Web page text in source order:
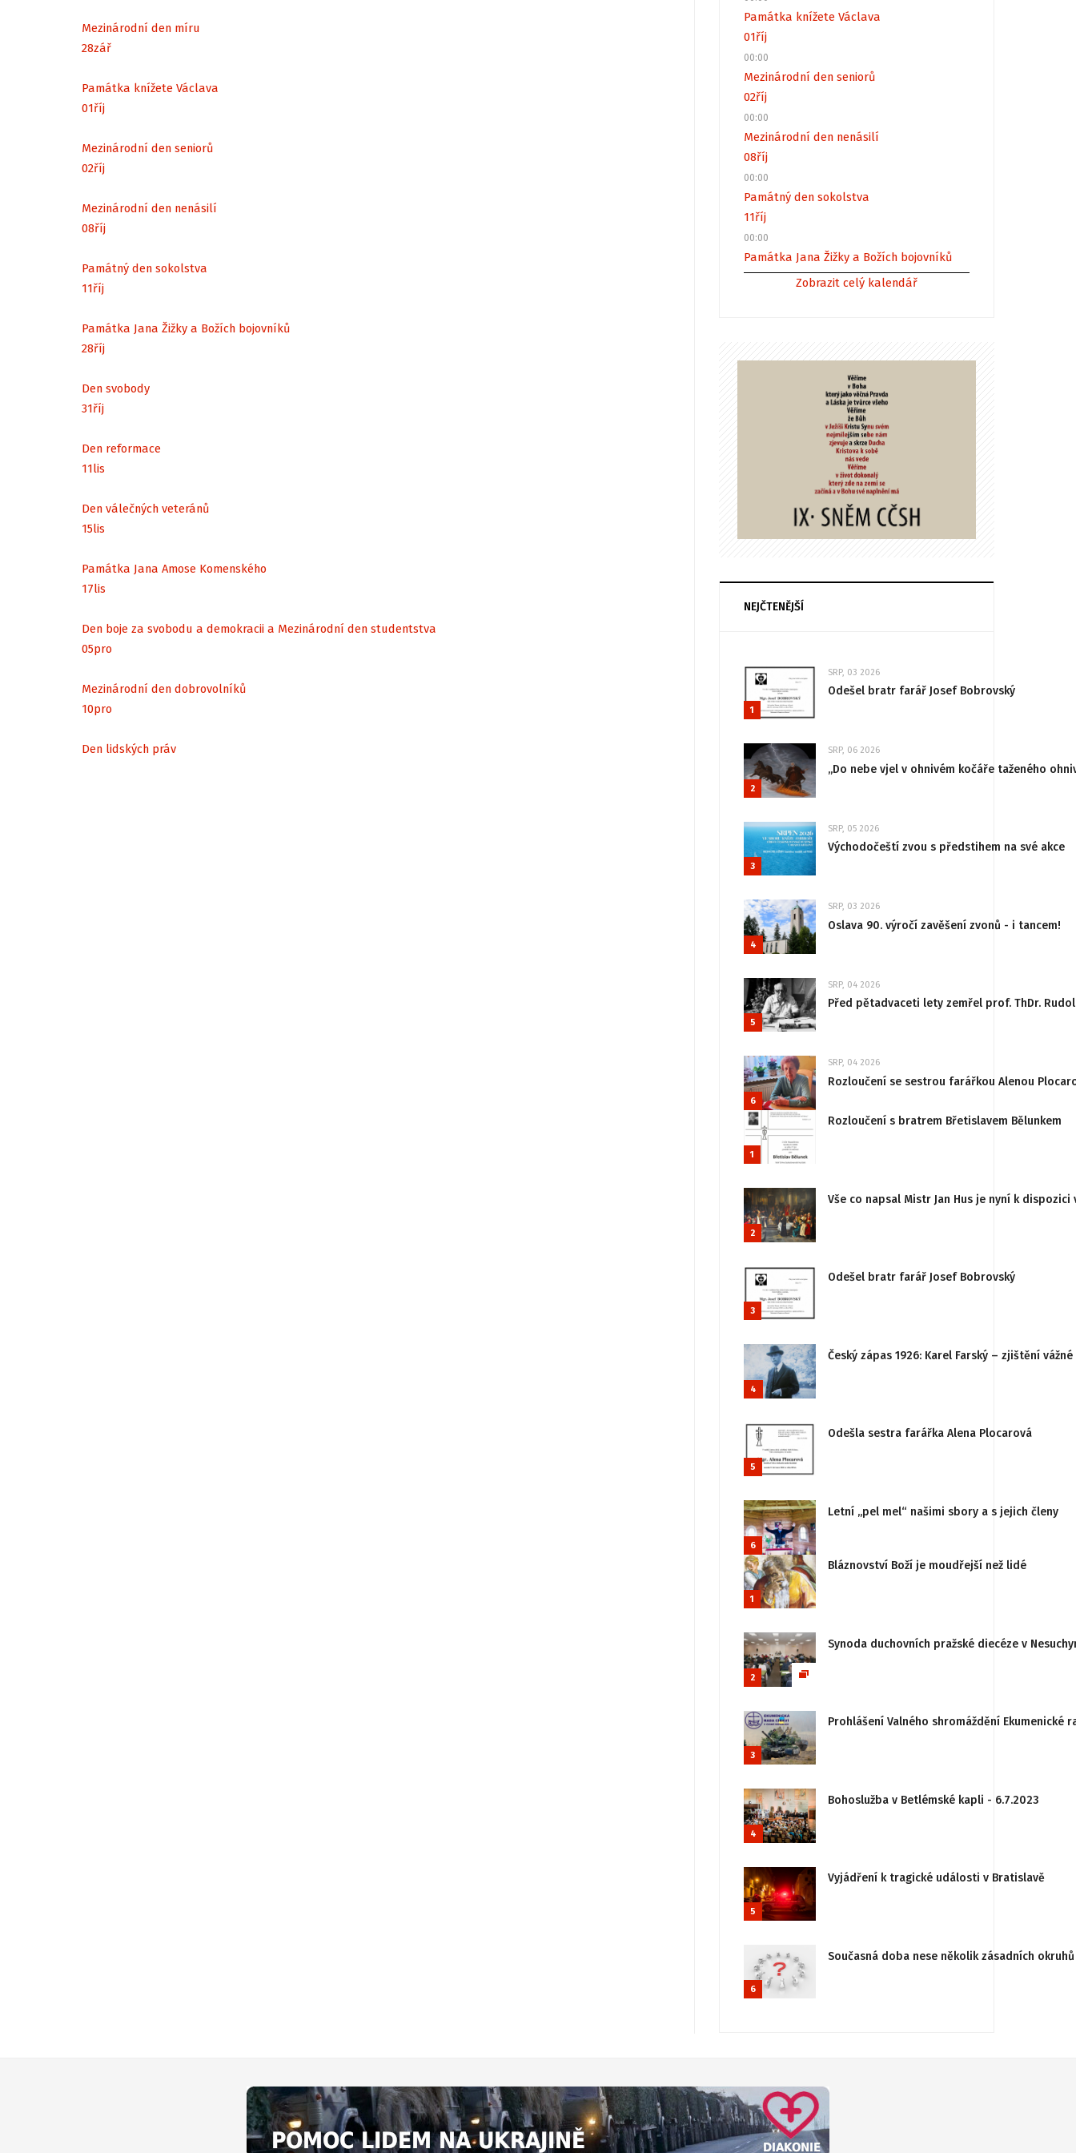
Mezinárodní den míru
28zář
Památka knížete Václava
01říj
Mezinárodní den seniorů
02říj
Mezinárodní den nenásilí
08říj
Památný den sokolstva
11říj
Památka Jana Žižky a Božích bojovníků
28říj
Den svobody
31říj
Den reformace
11lis
Den válečných veteránů
15lis
Památka Jana Amose Komenského
17lis
Den boje za svobodu a demokracii a Mezinárodní den studentstva
05pro
Mezinárodní den dobrovolníků
10pro
Den lidských práv
Památka knížete Václava
01říj
00:00
Mezinárodní den seniorů
02říj
00:00
Mezinárodní den nenásilí
08říj
00:00
Památný den sokolstva
11říj
00:00
Památka Jana Žižky a Božích bojovníků
Zobrazit celý kalendář
NEJČTENĚJŠÍ
1
SRP, 03 2026
Odešel bratr farář Josef Bobrovský
2
SRP, 06 2026
„Do nebe vjel v ohnivém kočáře taženého
3
SRP, 05 2026
Východočeští zvou s předstihem na své akce
4
SRP, 03 2026
Oslava 90. výročí zavěšení zvonů - i tancem!
5
SRP, 04 2026
Před pětadvaceti lety zemřel prof. ThDr.
6
SRP, 04 2026
Rozloučení se sestrou farářkou Alenou
1
Rozloučení s bratrem Břetislavem Bělunkem
2
Vše co napsal Mistr Jan Hus je nyní k
3
Odešel bratr farář Josef Bobrovský
4
Český zápas 1926: Karel Farský – zjištění
5
Odešla sestra farářka Alena Plocarová
6
Letní „pel mel“ našimi sbory a s jejich členy
1
Bláznovství Boží je moudřejší než lidé
2
Synoda duchovních pražské diecéze v
3
Prohlášení Valného shromáždění
4
Bohoslužba v Betlémské kapli - 6.7.2023
5
Vyjádření k tragické události v Bratislavě
6
Současná doba nese několik zásadních